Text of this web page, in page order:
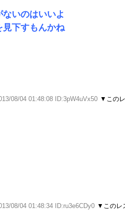
いのはいいよ
見下すもんかね
08/04 01:48:08 ID:3pW4uVx50 ▼この
08/04 01:48:34 ID:ru3e6CDy0 ▼このレ